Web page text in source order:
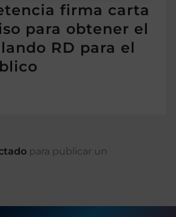
firma carta
para obtener el
RD para el
para publicar un